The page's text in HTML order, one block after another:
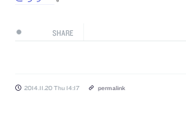
SHARE
2014.11.20 Thu 14:17 permalink